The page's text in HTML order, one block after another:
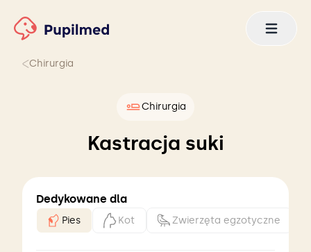
Chirurgia
Chirurgia
Kastracja suki
Dedykowane dla
Pies Kot Zwierzęta egzotyczne